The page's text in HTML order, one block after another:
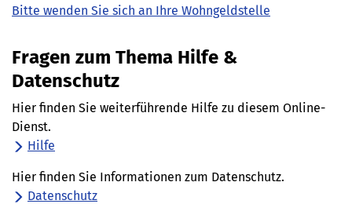
Bitte wenden Sie sich an Ihre Wohngeldstelle
Fragen zum Thema Hilfe &
Datenschutz
Hier finden Sie weiterführende Hilfe zu diesem Online-
Dienst.
Hilfe
Hier finden Sie Informationen zum Datenschutz.
Datenschutz